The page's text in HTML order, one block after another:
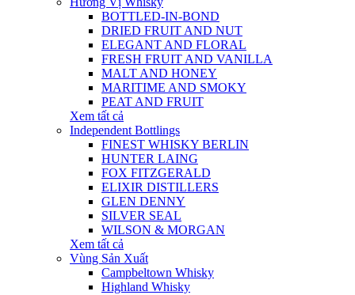
BOTTLED-IN-BOND
DRIED FRUIT AND NUT
ELEGANT AND FLORAL
FRESH FRUIT AND VANILLA
MALT AND HONEY
MARITIME AND SMOKY
PEAT AND FRUIT
Xem tất cả
Independent Bottlings
FINEST WHISKY BERLIN
HUNTER LAING
FOX FITZGERALD
ELIXIR DISTILLERS
GLEN DENNY
SILVER SEAL
WILSON & MORGAN
Xem tất cả
Vùng Sản Xuất
Campbeltown Whisky
Highland Whisky